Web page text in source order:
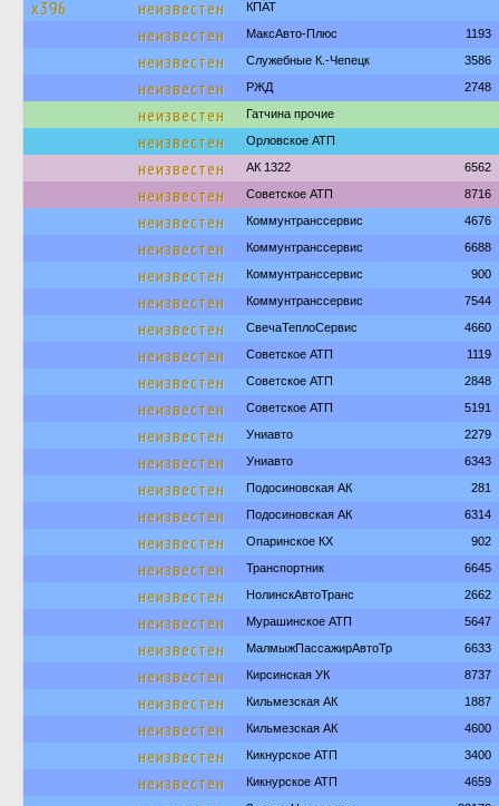
х396 неизвестен КПАТ
неизвестен МаксАвто-Плюс 1193
неизвестен Служебные К.-Чепецк 3586
неизвестен РЖД 2748
неизвестен Гатчина прочие
неизвестен Орловское АТП
неизвестен АК 1322 6562
неизвестен Советское АТП 8716
неизвестен Коммунтранссервис 4676
неизвестен Коммунтранссервис 6688
неизвестен Коммунтранссервис 900
неизвестен Коммунтранссервис 7544
неизвестен СвечаТеплоСервис 4660
неизвестен Советское АТП 1119
неизвестен Советское АТП 2848
неизвестен Советское АТП 5191
неизвестен Униавто 2279
неизвестен Униавто 6343
неизвестен Подосиновская АК 281
неизвестен Подосиновская АК 6314
неизвестен Опаринское КХ 902
неизвестен Транспортник 6645
неизвестен НолинскАвтоТранс 2662
неизвестен Мурашинское АТП 5647
неизвестен МалмыжПассажирАвтоТр 6633
неизвестен Кирсинская УК 8737
неизвестен Кильмезская АК 1887
неизвестен Кильмезская АК 4600
неизвестен Кикнурское АТП 3400
неизвестен Кикнурское АТП 4659